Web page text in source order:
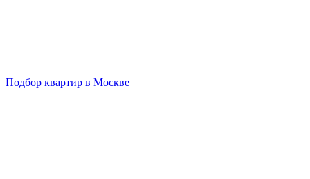
Подбор квартир в Москве